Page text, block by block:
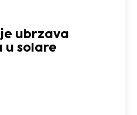
ubrzava
u solare